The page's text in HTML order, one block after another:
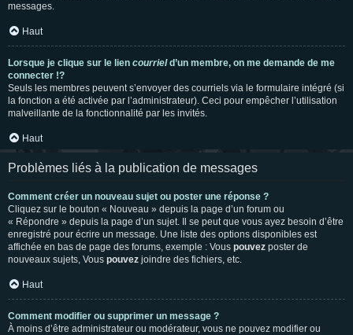
messages.
Haut
Lorsque je clique sur le lien courrield’un membre, on me demande de me
connecter !?
Seuls les membres peuvent s’envoyer des courriels via le formulaire intégré (si
la fonction a été activée par l’administrateur). Ceci pour empêcher l’utilisation
malveillante de la fonctionnalité par les invités.
Haut
Problèmes liés à la publication de messages
Comment créer un nouveau sujet ou poster une réponse ?
Cliquez sur le bouton « Nouveau » depuis la page d’un forum ou
« Répondre » depuis la page d’un sujet. Il se peut que vous ayez besoin d’être
enregistré pour écrire un message. Une liste des options disponibles est
affichée en bas de page des forums, exemple : Vous pouvez poster de
nouveaux sujets, Vous pouvez joindre des fichiers, etc.
Haut
Comment modifier ou supprimer un message ?
À moins d’être administrateur ou modérateur, vous ne pouvez modifier ou